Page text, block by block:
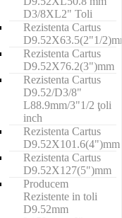
D3/8XL2" Toli
Rezistenta Cartus
D9.52X63.5(2"1/
Rezistenta Cartus
D9.52X76.2(3")mm
Rezistenta Cartus
D9.52/D3/8"
L88.9mm/3"1/2 ţoli
inch
Rezistenta Cartus
D9.52X101.6(4")mm
Rezistenta Cartus
D9.52X127(5")mm
Producem
Rezistente in toli
D9.52mm